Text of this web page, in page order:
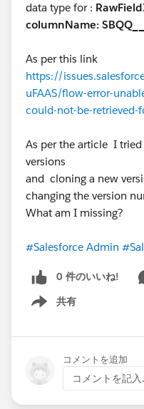
data type for :
columnName:
As per this link
https://
uFAAS/flow-error-
could-not-be-retrieved-
As per the article I
versions
and cloning a new
changing the version
What am I missing?
#Salesforce Admin
0 件のいいね!
共有
Show menu
コメントを追加
コメントを記入